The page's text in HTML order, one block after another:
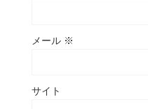
メール ※
サイト